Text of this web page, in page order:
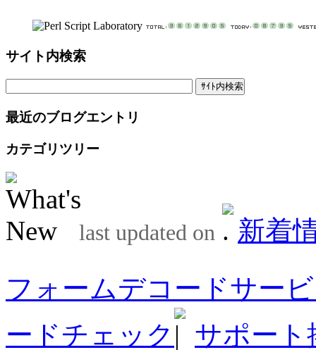
サイト内検索
最近のブログエントリ
カテゴリツリー
last updated on
新着
フォームデコードサー
ードチェック
サポート